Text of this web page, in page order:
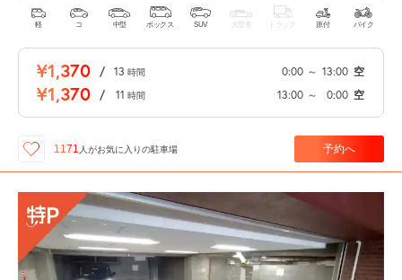
軽 コ 中型 ボックス SUV 大型車 トラック 原付 バイク
¥1,370 / 13 時間 0:00 ～ 13:00 空
¥1,370 / 11 時間 13:00 ～ 0:00 空
1171 人がお気に入りの駐車場 予約へ